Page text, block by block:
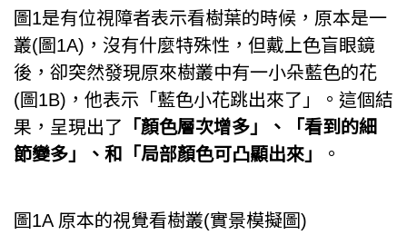
圖1是有位視障者表示看樹葉的時候，原本是一
叢(圖1A)，沒有什麼特殊性，但戴上色盲眼鏡
後，卻突然發現原來樹叢中有一小朵藍色的花
(圖1B)，他表示「藍色小花跳出來了」。這個結
果，呈現出了 「顏色層次增多」、「看到的細
節變多」、和「局部顏色可凸顯出來」
。
圖1A 原本的視覺看樹叢(實景模擬圖)